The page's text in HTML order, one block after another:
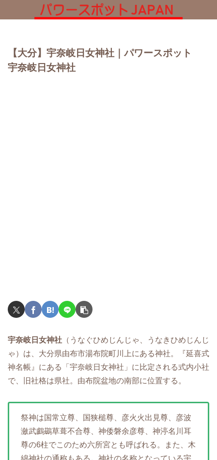
【大分】宇奈岐日女神社｜パワースポット
宇奈岐日女神社
宇奈岐日女神社 （うなぐひめじんじゃ、うなきひめじんじ
ゃ）は、大分県由布市湯布院町川上にある神社。『延喜式
神名帳』にある「宇奈岐日女神社」に比定される式内小社
で、旧社格は県社。由布院盆地の南部に位置する。
祭神は国常立尊、国狭槌尊、彦火火出見尊、彦波
瀲武鸕鷀草葺不合尊、神倭磐余彦尊、神渟名川耳
尊の6柱でこのため六所宮とも呼ばれる。また、木
綿神社の通称もある。神社の名称となっている宇